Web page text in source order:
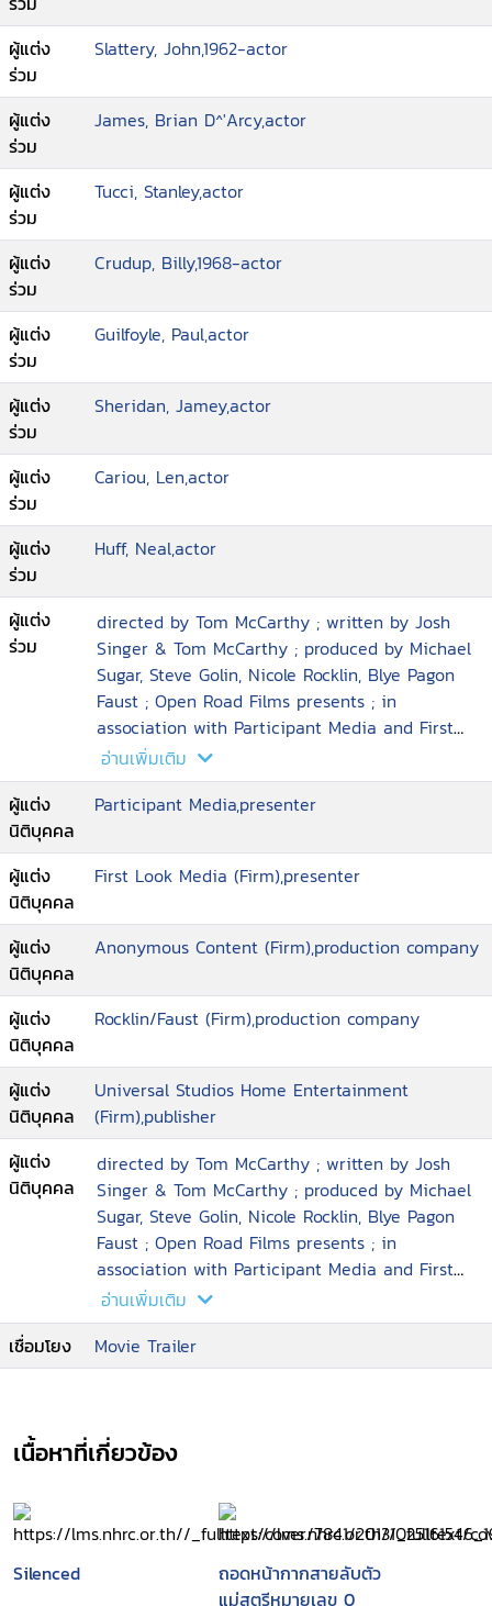
ผู้แต่ง
ร่วม
Slattery, John,1962-actor
ผู้แต่ง
ร่วม
James, Brian D^'Arcy,actor
ผู้แต่ง
ร่วม
Tucci, Stanley,actor
ผู้แต่ง
ร่วม
Crudup, Billy,1968-actor
ผู้แต่ง
ร่วม
Guilfoyle, Paul,actor
ผู้แต่ง
ร่วม
Sheridan, Jamey,actor
ผู้แต่ง
ร่วม
Cariou, Len,actor
ผู้แต่ง
ร่วม
Huff, Neal,actor
ผู้แต่ง
ร่วม
directed by Tom McCarthy ; written by Josh
Singer & Tom McCarthy ; produced by Michael
Sugar, Steve Golin, Nicole Rocklin, Blye Pagon
Faust ; Open Road Films presents ; in
association with Participant Media and First
Look Media ; an Anonymous Content
production ; a Rocklin
อ่านเพิ่มเติม
ผู้แต่ง
นิติบุคคล
Participant Media,presenter
ผู้แต่ง
นิติบุคคล
First Look Media (Firm),presenter
ผู้แต่ง
นิติบุคคล
Anonymous Content (Firm),production company
ผู้แต่ง
นิติบุคคล
Rocklin/Faust (Firm),production company
ผู้แต่ง
นิติบุคคล
Universal Studios Home Entertainment
(Firm),publisher
ผู้แต่ง
นิติบุคคล
directed by Tom McCarthy ; written by Josh
Singer & Tom McCarthy ; produced by Michael
Sugar, Steve Golin, Nicole Rocklin, Blye Pagon
Faust ; Open Road Films presents ; in
association with Participant Media and First
Look Media ; an Anonymous Content
production ; a Rocklin
อ่านเพิ่มเติม
เชื่อมโยง
Movie Trailer
เนื้อหาที่เกี่ยวข้อง
Silenced
ถอดหน้ากากสายลับตัว
แม่สตรีหมายเลข 0